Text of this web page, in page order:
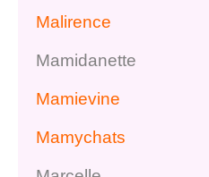
Malirence
Mamidanette
Mamievine
Mamychats